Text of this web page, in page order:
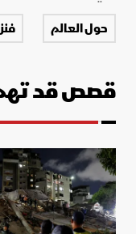
حول العالم
قصص قد